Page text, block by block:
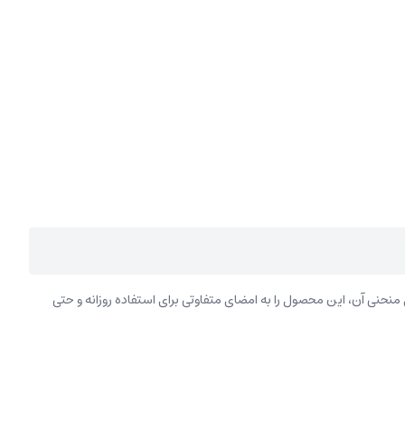
آن، این محصول را به امضای متفاوتی برای استفاده روزانه و حتی